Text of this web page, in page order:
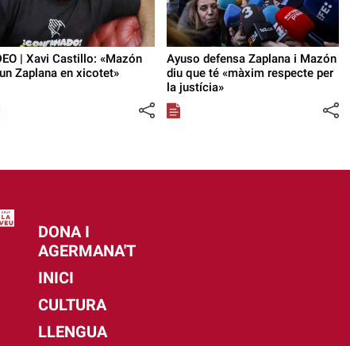
| Xavi Castillo: «Mazón
Zaplana en xicotet»
Ayuso defensa Zaplana i Mazón
diu que té «màxim respecte per
la justícia»
DONA I
AGERMANA'T
INICI
CULTURA
LLENGUA